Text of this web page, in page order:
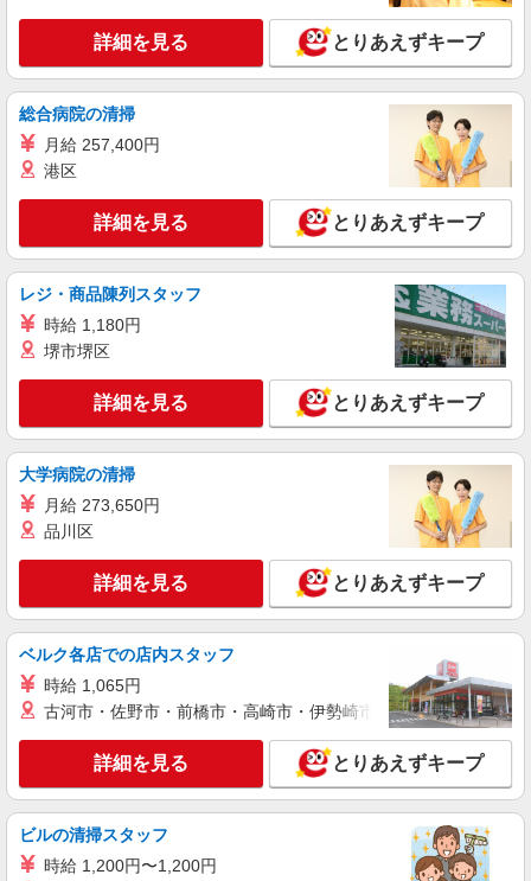
詳細を見る とりあえずキープ
総合病院の清掃
月給 257,400円
港区
詳細を見る とりあえずキープ
レジ・商品陳列スタッフ
時給 1,180円
堺市堺区
詳細を見る とりあえずキープ
大学病院の清掃
月給 273,650円
品川区
詳細を見る とりあえずキープ
ベルク各店での店内スタッフ
時給 1,065円
古河市・佐野市・前橋市・高崎市・伊勢崎市・太田市・館林市
詳細を見る とりあえずキープ
ビルの清掃スタッフ
時給 1,200円〜1,200円